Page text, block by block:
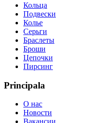
Кольца
Подвески
Колье
Серьги
Браслеты
Броши
Цепочки
Пирсинг
Principala
О нас
Новости